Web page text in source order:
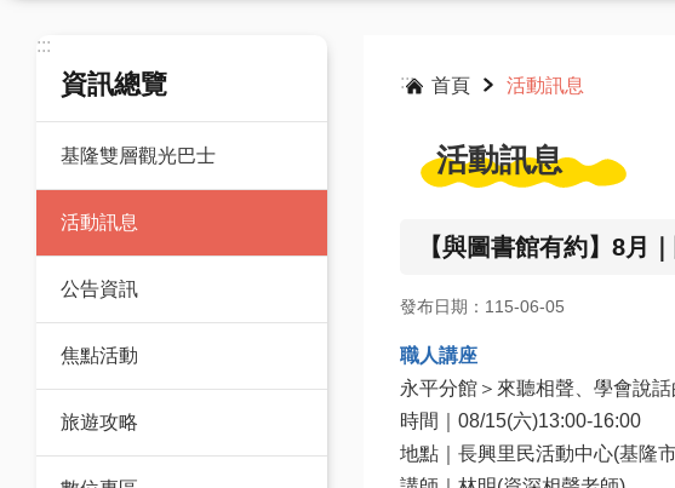
:::
資訊總覽
基隆雙層觀光巴士
活動訊息
公告資訊
焦點活動
旅遊攻略
::: 首頁 活動訊息
活動訊息
【與圖書館有約】8月
發布日期：115-06-05
職人講座
永平分館＞來聽相聲、學會說
時間｜08/15(六)13:00-16:00
地點｜長興里民活動中心(基隆